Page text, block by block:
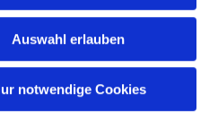
Auswahl erlauben
notwendige Cookies